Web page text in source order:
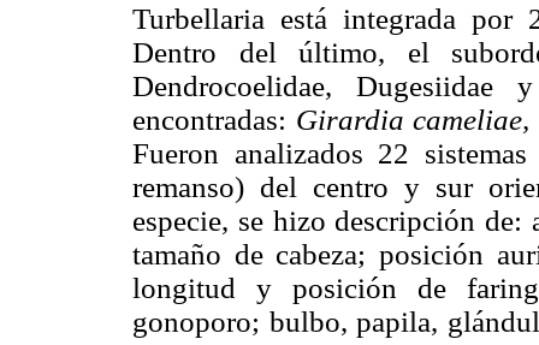
Turbellaria está integrada por
Dentro del último, el
Dendrocoelidae,
encontradas: Girardia
Fueron analizados 22
remanso) del centro y sur
especie, se hizo descripción
tamaño de cabeza; posición
longitud y posición de
gonoporo; bulbo, papila,